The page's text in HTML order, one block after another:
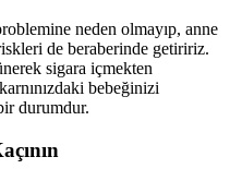
neden olmayıp, anne
de beraberinde getiririz.
sigara içmekten
bebeğinizi
durumdur.